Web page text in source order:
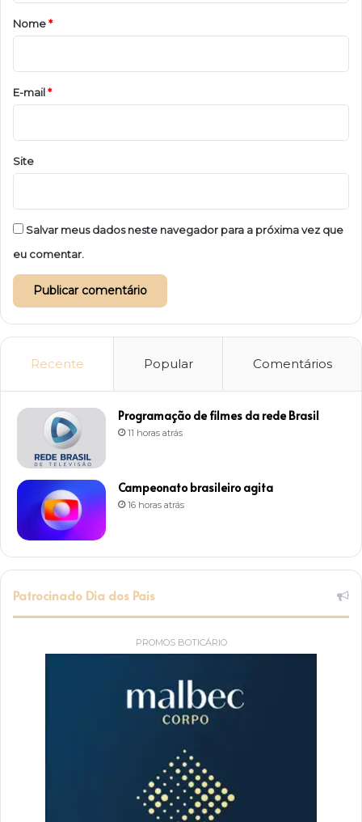
r
o
*
Nome*
E-mail*
Site
Salvar meus dados neste navegador para a próxima vez que
eu comentar.
Recente Popular Comentários
Programação de filmes da rede Brasil
11 horas atrás
Campeonato brasileiro agita
16 horas atrás
Patrocinado Dia dos Pais
PROMOS BOTICÁRIO